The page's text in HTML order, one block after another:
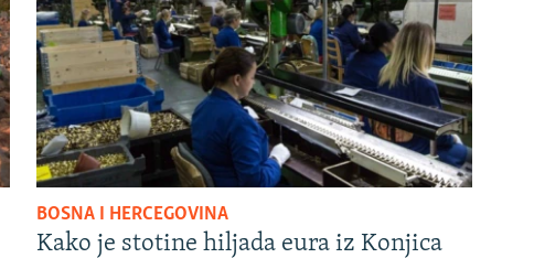
BOSNA I HERCEGOVINA
Kako je stotine hiljada eura iz Konjica